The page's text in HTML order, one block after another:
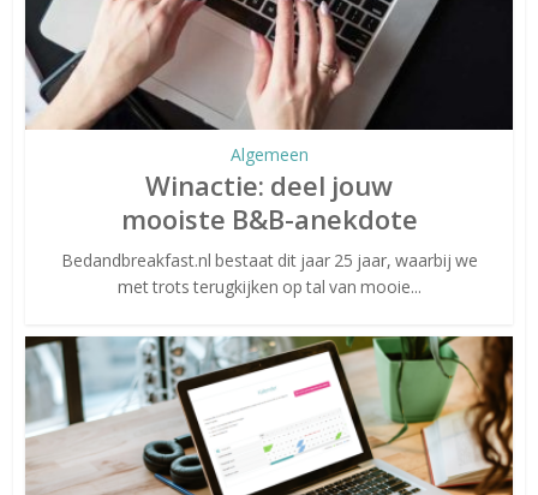
Algemeen
Winactie: deel jouw
mooiste B&B-anekdote
Bedandbreakfast.nl bestaat dit jaar 25 jaar, waarbij we
met trots terugkijken op tal van mooie...